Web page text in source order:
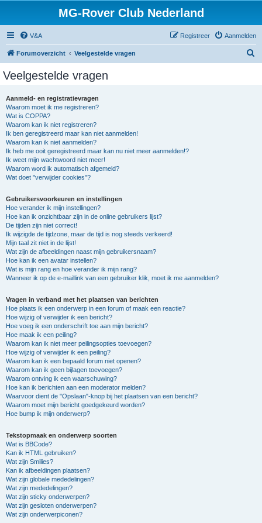
MG-Rover Club Nederland
V&A Aanmelden
Registreer
Forumoverzicht Veelgestelde vragen
Veelgestelde vragen
Aanmeld- en registratievragen
Waarom moet ik me registreren?
Wat is COPPA?
Waarom kan ik niet registreren?
Ik ben geregistreerd maar kan niet aanmelden!
Waarom kan ik niet aanmelden?
Ik heb me ooit geregistreerd maar kan nu niet meer aanmelden!?
Ik weet mijn wachtwoord niet meer!
Waarom word ik automatisch afgemeld?
Wat doet "verwijder cookies"?
Gebruikersvoorkeuren en instellingen
Hoe verander ik mijn instellingen?
Hoe kan ik onzichtbaar zijn in de online gebruikers lijst?
De tijden zijn niet correct!
Ik wijzigde de tijdzone, maar de tijd is nog steeds verkeerd!
Mijn taal zit niet in de lijst!
Wat zijn de afbeeldingen naast mijn gebruikersnaam?
Hoe kan ik een avatar instellen?
Wat is mijn rang en hoe verander ik mijn rang?
Wanneer ik op de e-maillink van een gebruiker klik, moet ik me aanmelden?
Vragen in verband met het plaatsen van berichten
Hoe plaats ik een onderwerp in een forum of maak een reactie?
Hoe wijzig of verwijder ik een bericht?
Hoe voeg ik een onderschrift toe aan mijn bericht?
Hoe maak ik een peiling?
Waarom kan ik niet meer peilingsopties toevoegen?
Hoe wijzig of verwijder ik een peiling?
Waarom kan ik een bepaald forum niet openen?
Waarom kan ik geen bijlagen toevoegen?
Waarom ontving ik een waarschuwing?
Hoe kan ik berichten aan een moderator melden?
Waarvoor dient de "Opslaan"-knop bij het plaatsen van een bericht?
Waarom moet mijn bericht goedgekeurd worden?
Hoe bump ik mijn onderwerp?
Tekstopmaak en onderwerp soorten
Wat is BBCode?
Kan ik HTML gebruiken?
Wat zijn Smilies?
Kan ik afbeeldingen plaatsen?
Wat zijn globale mededelingen?
Wat zijn mededelingen?
Wat zijn sticky onderwerpen?
Wat zijn gesloten onderwerpen?
Wat zijn onderwerpiconen?